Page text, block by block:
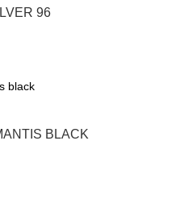
96
BLACK